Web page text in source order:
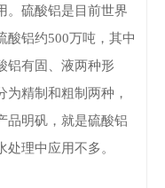
硫酸铝是目前世界
酸铝约500万吨，其中
铝有固、液两种形
精制和粗制两种，
品明矾，就是硫酸铝
理中应用不多。